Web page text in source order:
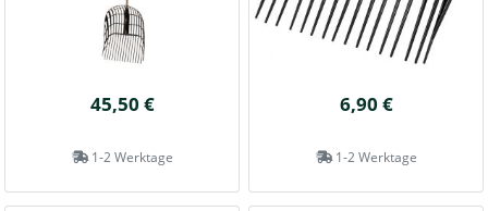
45,50 €
1-2 Werktage
6,90 €
1-2 Werktage